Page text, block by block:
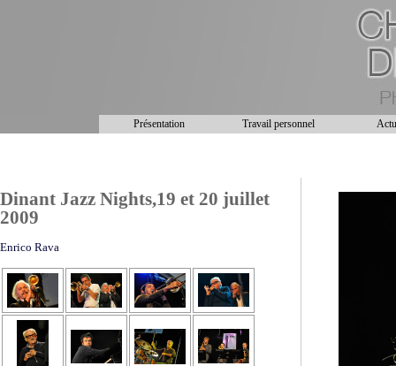
Présentation Travail personnel
Dinant Jazz Nights,19 et 20 juillet
2009
Enrico Rava